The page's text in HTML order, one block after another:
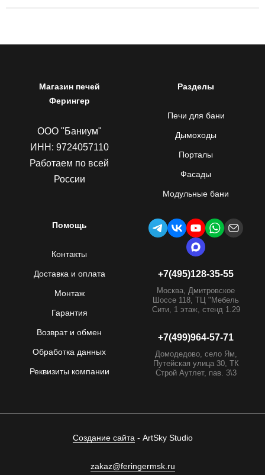
Магазин печей
Ферингер
ООО "Баниум"
ИНН: 9724057110
Работаем по всей
России
Разделы
Печи для бани
Дымоходы
Порталы
Фасады
Модульные бани
Помощь
Контакты
Доставка и оплата
Монтаж
Гарантия
Возврат и обмен
Обработка данных
Реквизиты компании
+7(495)128-35-55
Москва, Дмитровское
Шоссе 118, ТЦ "Мебель
Сити, 1 этаж, стенд 1.29
+7(499)964-57-71
Домодедово, село Ям,
Путейская улица 30, ТК
Строй Аутлет, пав. 3\3
Создание сайта - ArtSky Studio
zakaz@feringermsk.ru